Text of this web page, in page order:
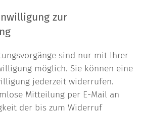
zur
sind nur mit Ihrer
möglich. Sie können eine
jederzeit widerrufen.
Mitteilung per E-Mail an
der bis zum Widerruf